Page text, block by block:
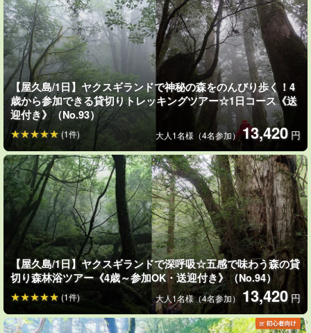
ヤクスギランドは、屋久島の代表的な自然「屋久杉の森」を、初
心者の方でも無理なく楽しめるよう整備された自然公園です。
標高約1,000mの冷涼で澄んだ空気の中、樹齢数百年〜千年以上の
屋久杉や苔むした森、清流が織りなす幻想的な景観を楽しめま
す。
ヤクスギランドの特徴
【3時間コース】
歩行距離：約1.2㎞/標高差：約50ｍ
◆短時間でも見どころが凝縮
◆季節ごとに表情が変わる幻想的な森
◆初心者でも歩きやすい整備された遊歩道
◆仏陀杉・天柱杉など名前の付いた屋久杉が点在
◆樹齢数百年〜1,000年以上とされる屋久杉を間近で見られる
【屋久島/1日】ヤクスギランドで神秘の森をのんびり歩く！4
歳から参加できる貸切りトレッキングツアー☆1日コース《送
迎付き》（No.93）
大人1名様（4名参加）13,420 円
(1件)
【屋久島/1日】ヤクスギランドで深呼吸☆五感で味わう森の貸
切り森林浴ツアー《4歳～参加OK・送迎付き》（No.94）
大人1名様（4名参加） 13,420 円
(1件)